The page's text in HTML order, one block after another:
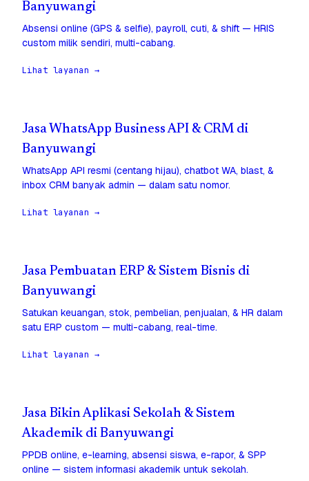
Banyuwangi
Absensi online (GPS & selfie), payroll, cuti, & shift — HRIS
custom milik sendiri, multi-cabang.
Lihat layanan →
Jasa WhatsApp Business API & CRM di
Banyuwangi
WhatsApp API resmi (centang hijau), chatbot WA, blast, &
inbox CRM banyak admin — dalam satu nomor.
Lihat layanan →
Jasa Pembuatan ERP & Sistem Bisnis di
Banyuwangi
Satukan keuangan, stok, pembelian, penjualan, & HR dalam
satu ERP custom — multi-cabang, real-time.
Lihat layanan →
Jasa Bikin Aplikasi Sekolah & Sistem
Akademik di Banyuwangi
PPDB online, e-learning, absensi siswa, e-rapor, & SPP
online — sistem informasi akademik untuk sekolah.